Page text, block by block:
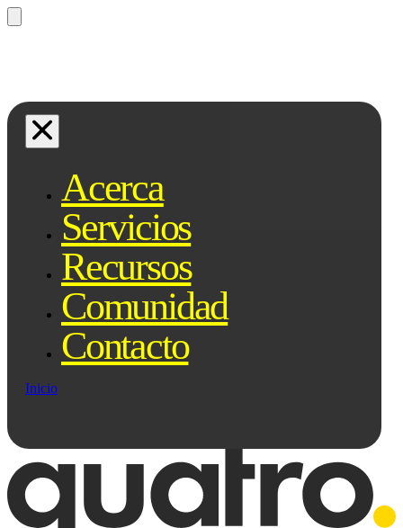
Acerca
Servicios
Recursos
Comunidad
Contacto
Inicio